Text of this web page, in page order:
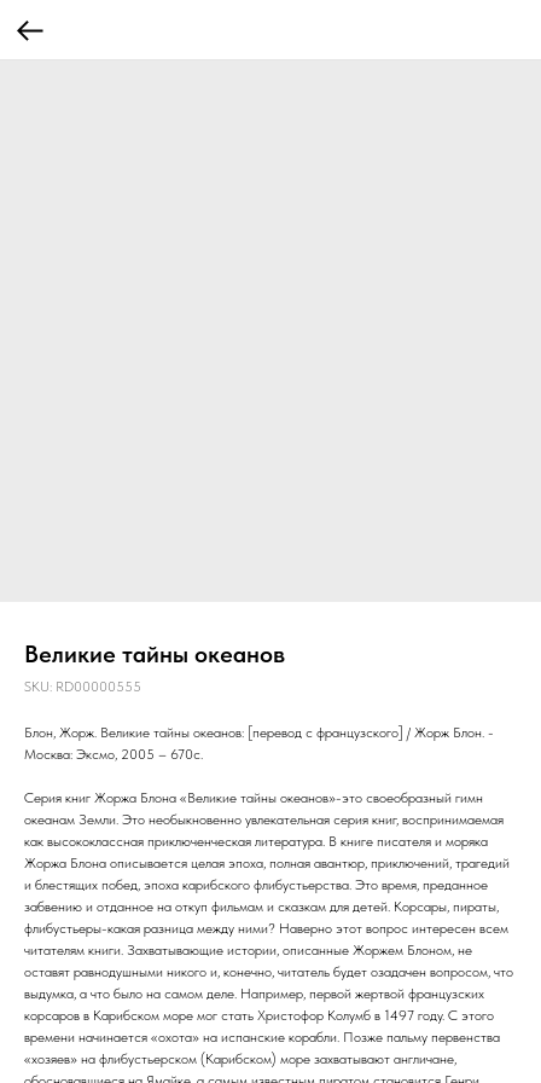
Великие тайны океанов
SKU: RD00000555
Блон, Жорж. Великие тайны океанов: [перевод с французского] / Жорж Блон. -
Москва: Эксмо, 2005 – 670с.
Серия книг Жоржа Блона «Великие тайны океанов»-это своеобразный гимн
океанам Земли. Это необыкновенно увлекательная серия книг, воспринимаемая
как высококлассная приключенческая литература. В книге писателя и моряка
Жоржа Блона описывается целая эпоха, полная авантюр, приключений, трагедий
и блестящих побед, эпоха карибского флибустьерства. Это время, преданное
забвению и отданное на откуп фильмам и сказкам для детей. Корсары, пираты,
флибустьеры-какая разница между ними? Наверно этот вопрос интересен всем
читателям книги. Захватывающие истории, описанные Жоржем Блоном, не
оставят равнодушными никого и, конечно, читатель будет озадачен вопросом, что
выдумка, а что было на самом деле. Например, первой жертвой французских
корсаров в Карибском море мог стать Христофор Колумб в 1497 году. С этого
времени начинается «охота» на испанские корабли. Позже пальму первенства
«хозяев» на флибустьерском (Карибском) море захватывают англичане,